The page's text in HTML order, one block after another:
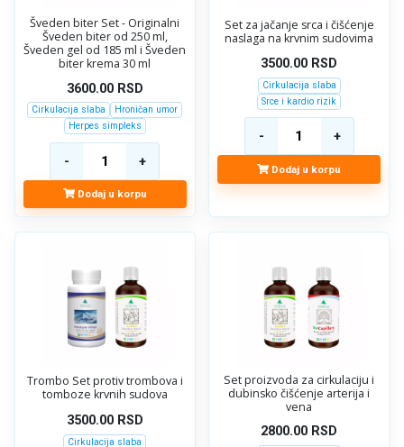
Šveden biter Set - Originalni
Šveden biter od 250 ml,
Šveden gel od 185 ml i Šveden
biter krema 30 ml
3600.00RSD
Cirkulacija slaba
Hroničan umor
Herpes simpleks
Dodaj u korpu
Set za jačanje srca i čišćenje
naslaga na krvnim sudovima
3500.00 RSD
Cirkulacija slaba
Srce i kardio rizik
Dodaj u korpu
Trombo Set protiv trombova i
tomboze krvnih sudova
3500.00RSD
Cirkulacija slaba
Set proizvoda za cirkulaciju i
dubinsko čišćenje arterija i
vena
2800.00 RSD